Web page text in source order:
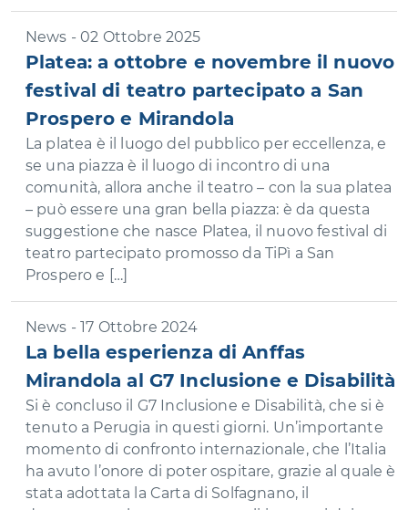
News - 02 Ottobre 2025
Platea: a ottobre e novembre il nuovo
festival di teatro partecipato a San
Prospero e Mirandola
La platea è il luogo del pubblico per eccellenza, e
se una piazza è il luogo di incontro di una
comunità, allora anche il teatro – con la sua platea
– può essere una gran bella piazza: è da questa
suggestione che nasce Platea, il nuovo festival di
teatro partecipato promosso da TiPì a San
Prospero e […]
News - 17 Ottobre 2024
La bella esperienza di Anffas
Mirandola al G7 Inclusione e Disabilità
Si è concluso il G7 Inclusione e Disabilità, che si è
tenuto a Perugia in questi giorni. Un’importante
momento di confronto internazionale, che l’Italia
ha avuto l’onore di poter ospitare, grazie al quale è
stata adottata la Carta di Solfagnano, il